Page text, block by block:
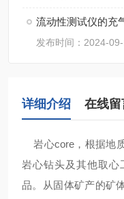
流动性测试仪的充
发布时间：2024-
详细介绍 在线留
岩心core ，根据地
岩心钻头及其他取心
品。从固体矿产的矿